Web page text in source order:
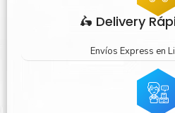
🛵 Delivery
Envíos Express en